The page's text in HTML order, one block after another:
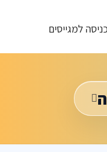
כניסה למגייסים